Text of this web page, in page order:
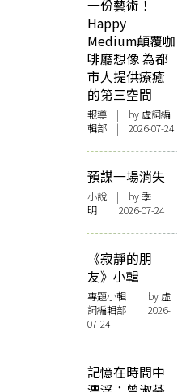
一份藝術！
Happy
Medium顛覆咖
啡廳想像 為都
市人提供療癒
的第三空間
報導 | by 虛詞編
輯部 | 2026-07-24
預謀一場消失
小說 | by 季
明 | 2026-07-24
《寂靜的朋
友》小輯
專題小輯 | by 虛
詞編輯部 | 2026-
07-24
記憶在時間中